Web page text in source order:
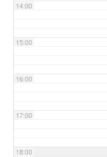
14:00
15:00
16:00
17:00
18:00